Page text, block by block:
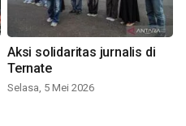
Aksi solidaritas jurnalis di
Ternate
Selasa, 5 Mei 2026